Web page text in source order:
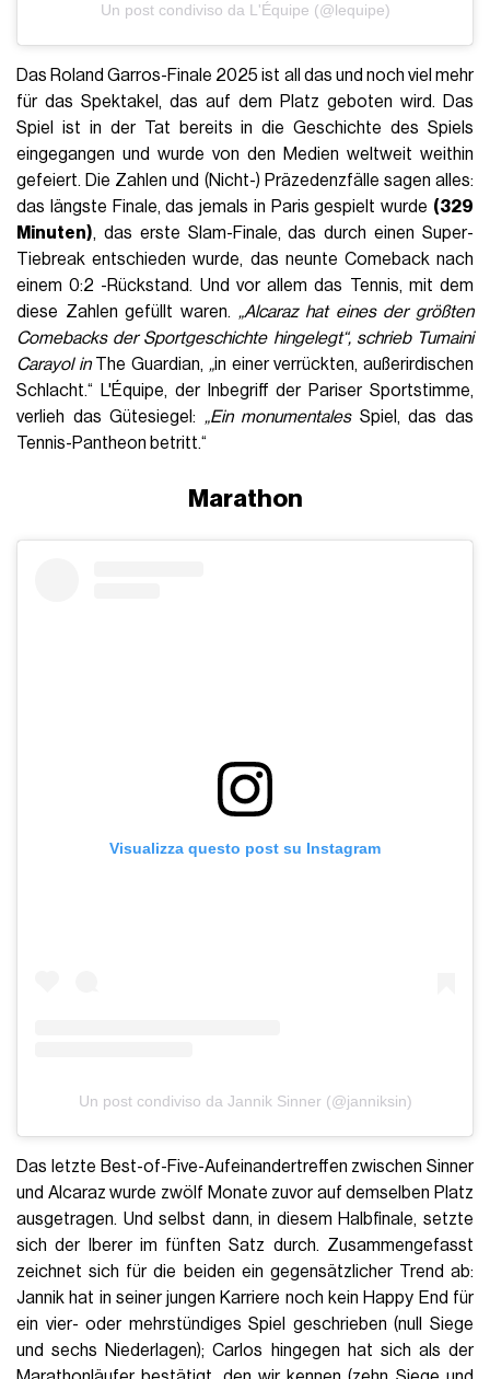
Un post condiviso da L'Équipe (@lequipe)
Das Roland Garros-Finale 2025 ist all das und noch viel mehr
für das Spektakel, das auf dem Platz geboten wird. Das
Spiel ist in der Tat bereits in die Geschichte des Spiels
eingegangen und wurde von den Medien weltweit weithin
gefeiert. Die Zahlen und (Nicht-) Präzedenzfälle sagen alles:
das längste Finale, das jemals in Paris gespielt wurde (329
Minuten), das erste Slam-Finale, das durch einen Super-
Tiebreak entschieden wurde, das neunte Comeback nach
einem 0:2 -Rückstand. Und vor allem das Tennis, mit dem
diese Zahlen gefüllt waren. „Alcaraz hat eines der größten
Comebacks der Sportgeschichte hingelegt“, schrieb Tumaini
Carayol inThe Guardian, „in einer verrückten, außerirdischen
Schlacht.“ L'Équipe, der Inbegriff der Pariser Sportstimme,
verlieh das Gütesiegel: „Ein monumentalesSpiel, das das
Tennis-Pantheon betritt.“
Marathon
Visualizza questo post su Instagram
Un post condiviso da Jannik Sinner (@janniksin)
Das letzte Best-of-Five-Aufeinandertreffen zwischen Sinner
und Alcaraz wurde zwölf Monate zuvor auf demselben Platz
ausgetragen. Und selbst dann, in diesem Halbfinale, setzte
sich der Iberer im fünften Satz durch. Zusammengefasst
zeichnet sich für die beiden ein gegensätzlicher Trend ab:
Jannik hat in seiner jungen Karriere noch kein Happy End für
ein vier- oder mehrstündiges Spiel geschrieben (null Siege
und sechs Niederlagen); Carlos hingegen hat sich als der